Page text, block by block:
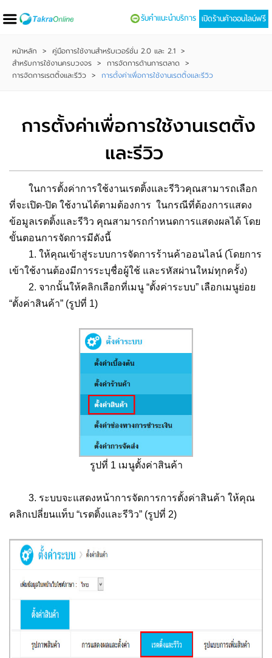
เปิดร้านค้าออนไลน์ฟรี
รับคำแนะนำบริการ
หน้าหลัก > คู่มือการใช้งานสำหรับเวอร์ชั่น 2.0 และ 2.1 >
สำหรับการใช้งานครบวงจร > การจัดการด้านการตลาด >
การจัดการเรตติ้งและรีวิว > การตั้งค่าเพื่อการใช้งานเรตติ้งและรีวิว
การตั้งค่าเพื่อการใช้งานเรตติ้ง
และรีวิว
ในการตั้งค่าการใช้งานเรตติ้งและรีวิวคุณสามารถเลือก
ที่จะเปิด-ปิด ใช้งานได้ตามต้องการ ในกรณีที่ต้องการแสดง
ข้อมูลเรตติ้งและรีวิว คุณสามารถกำหนดการแสดงผลได้ โดย
ขั้นตอนการจัดการมีดังนี้
1. ให้คุณเข้าสู่ระบบการจัดการร้านค้าออนไลน์ (โดยการ
เข้าใช้งานต้องมีการระบุชื่อผู้ใช้ และรหัสผ่านใหม่ทุกครั้ง)
2. จากนั้นให้คลิกเลือกที่เมนู “ตั้งค่าระบบ” เลือกเมนูย่อย
“ตั้งค่าสินค้า” (รูปที่ 1)
รูปที่ 1 เมนูตั้งค่าสินค้า
3. ระบบจะแสดงหน้าการจัดการการตั้งค่าสินค้า ให้คุณ
คลิกเปลี่ยนแท็บ “เรตติ้งและรีวิว” (รูปที่ 2)